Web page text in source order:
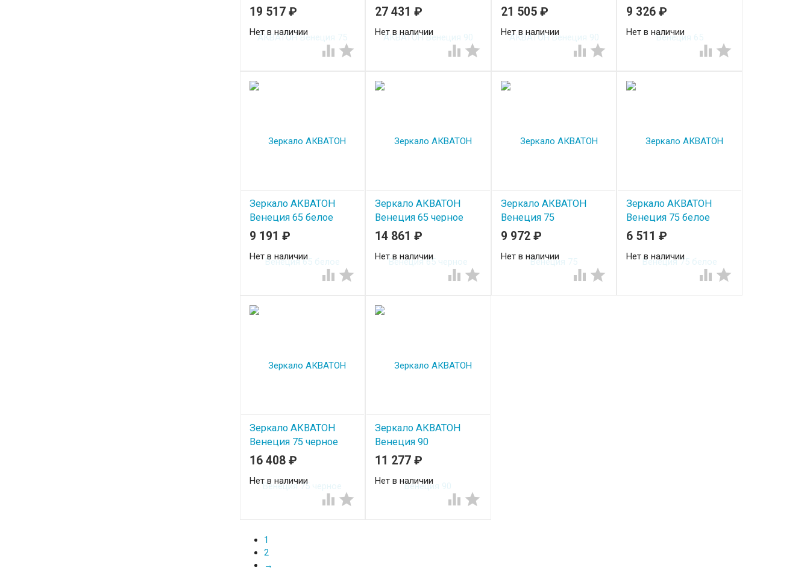
черный глянец
19 517 ₽
Нет в наличии
 
27 431₽
Нет в наличии
 
черный глянец
21 505 ₽
Нет в наличии
 
9 326₽
Нет в наличии
 
Зеркало АКВАТОН
Венеция 65 белое
9 191 ₽
Нет в наличии
 
Зеркало АКВАТОН
Венеция 65 черное
14 861₽
Нет в наличии
 
Зеркало АКВАТОН
Венеция 75
9 972 ₽
Нет в наличии
 
Зеркало АКВАТОН
Венеция 75 белое
6 511₽
Нет в наличии
 
Зеркало АКВАТОН
Венеция 75 черное
16 408 ₽
Нет в наличии
 
Зеркало АКВАТОН
Венеция 90
11 277₽
Нет в наличии
 
1
2
→